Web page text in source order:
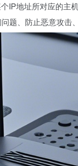
IP地址所对应的
题、防止恶意攻击